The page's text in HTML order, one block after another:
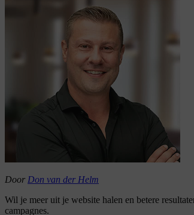
Door Don van der Helm
Wil je meer uit je website halen en betere
campagnes.